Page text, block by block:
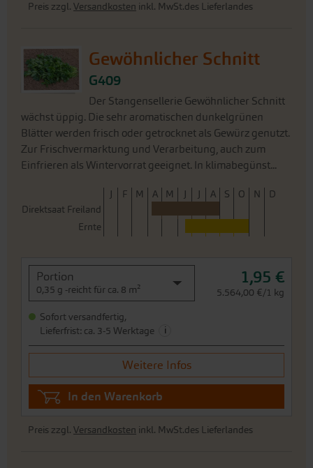
Preis zzgl. Versandkosten inkl. MwSt.des Lieferlandes
Gewöhnlicher Schnitt
G409
Der Stangensellerie Gewöhnlicher Schnitt
wächst üppig. Die sehr aromatischen dunkelgrünen
Blätter werden frisch oder getrocknet als Gewürz genutzt.
Zur Frischvermarktung und Verarbeitung, auch zum
Einfrieren als Wintervorrat geeignet. In klimabegünst...
J F M A M J J A S O N
D
Direktsaat Freiland
Ernte
Portion
0,35 g -reicht für ca. 8 m²
1,95 €
5.564,00 €/1 kg
Sofort versandfertig,
Lieferfrist: ca. 3-5 Werktage
i
Weitere Infos
In den Warenkorb
Preis zzgl. Versandkosten inkl. MwSt.des Lieferlandes